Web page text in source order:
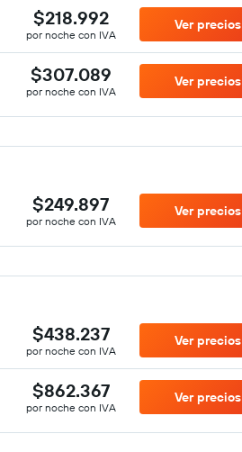
$218.992
por noche con IVA
Ver precios
$307.089
por noche con IVA
Ver precios
$249.897
por noche con IVA
Ver precios
$438.237
por noche con IVA
Ver precios
$862.367
por noche con IVA
Ver precios